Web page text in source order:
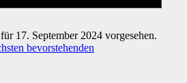
17. September 2024 vorgesehen.
bevorstehenden